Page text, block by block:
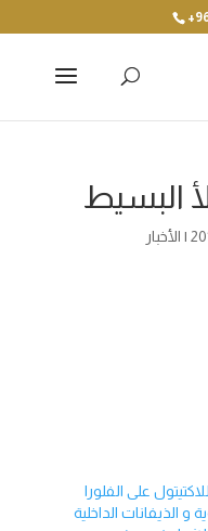
البسيط
| الأخبار
على الفلورا
و الذیفانات الداخلیة